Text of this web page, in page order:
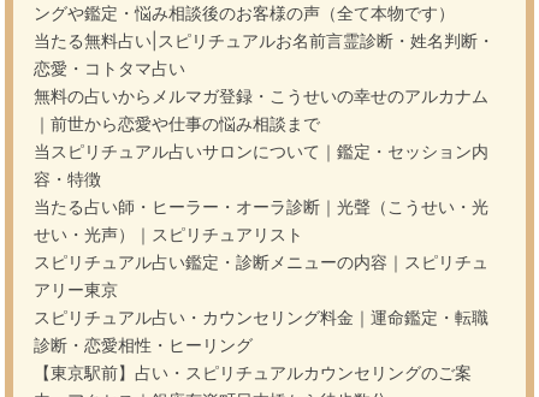
ングや鑑定・悩み相談後のお客様の声（全て本物です）
当たる無料占い|スピリチュアルお名前言霊診断・姓名判断・
恋愛・コトタマ占い
無料の占いからメルマガ登録・こうせいの幸せのアルカナム
｜前世から恋愛や仕事の悩み相談まで
当スピリチュアル占いサロンについて｜鑑定・セッション内
容・特徴
当たる占い師・ヒーラー・オーラ診断｜光聲（こうせい・光
せい・光声）｜スピリチュアリスト
スピリチュアル占い鑑定・診断メニューの内容｜スピリチュ
アリー東京
スピリチュアル占い・カウンセリング料金｜運命鑑定・転職
診断・恋愛相性・ヒーリング
【東京駅前】占い・スピリチュアルカウンセリングのご案